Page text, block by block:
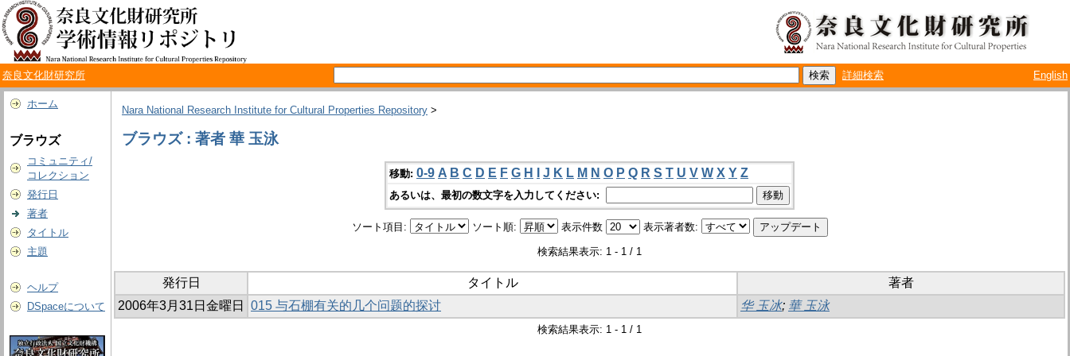
奈良文化財研究所 詳細検索 English
ホーム
ブラウズ
コミュニティ/
コレクション
発行日
著者
タイトル
主題
ヘルプ
DSpaceについて
Nara National Research Institute for Cultural Properties Repository >
ブラウズ : 著者 華 玉泳
移動: 0-9 A B C D E F G H J K L M N O P Q R S T U V W X Y Z
あるいは、最初の数文字を入力してください:
ソート項目: ソート順: 表示件数 表示著者数:
検索結果表示: 1 - 1 / 1
発行日 タイトル
著者
2006年3月31日金曜日
015 与石棚有关的几个问题的探讨 华 玉冰; 華 玉泳
検索結果表示: 1 - 1 / 1